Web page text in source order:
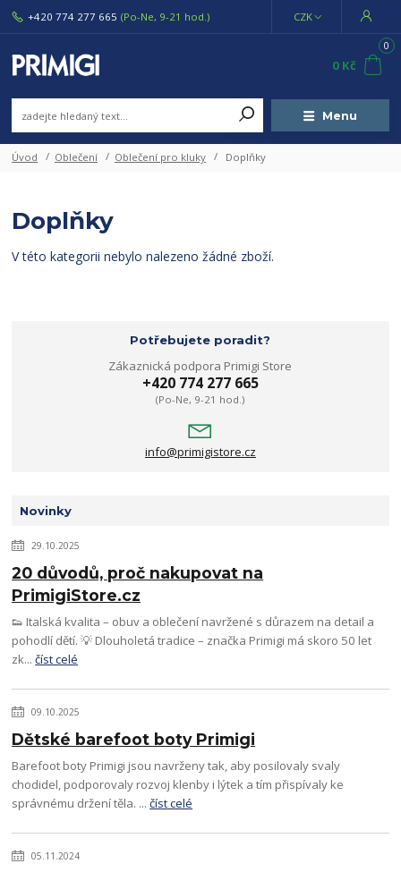
Menu
CZK
+420 774 277 665 (Po-Ne, 9-21 hod.)
0
0 Kč
Úvod Oblečení Oblečení pro kluky Doplňky
Doplňky
V této kategorii nebylo nalezeno žádné zboží.
Potřebujete poradit?
Zákaznická podpora Primigi Store
+420 774 277 665
(Po-Ne, 9-21 hod.)
info@primigistore.cz
Novinky
29.10.2025
20 důvodů, proč nakupovat na
PrimigiStore.cz
👟 Italská kvalita – obuv a oblečení navržené s důrazem na detail a
pohodlí dětí. 💡 Dlouholetá tradice – značka Primigi má skoro 50 let
zk...číst celé
09.10.2025
Dětské barefoot boty Primigi
Barefoot boty Primigi jsou navrženy tak, aby posilovaly svaly
chodidel, podporovaly rozvoj klenby i lýtek a tím přispívaly ke
správnému držení těla. ...číst celé
05.11.2024